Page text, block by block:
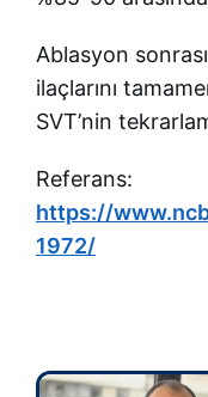
Ablasyon
ilaçlarını
SVT’nin
Referans:
https://
1972/